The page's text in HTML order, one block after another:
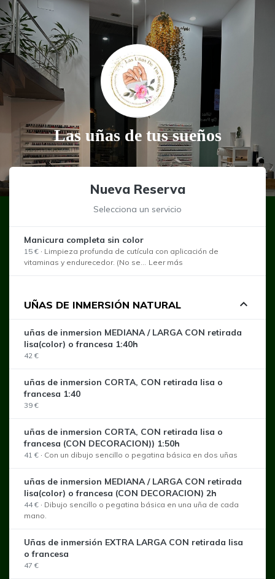
Las uñas de tus sueños
Nueva Reserva
Selecciona un servicio
Manicura completa sin color
15 € · Limpieza profunda de cutícula con aplicación de
vitaminas y endurecedor. (No se... Leer más
UÑAS DE INMERSIÓN NATURAL expand_less
uñas de inmersion MEDIANA / LARGA CON retirada
lisa(color) o francesa 1:40h
42 €
uñas de inmersion CORTA, CON retirada lisa o
francesa 1:40
39 €
uñas de inmersion CORTA, CON retirada lisa o
francesa (CON DECORACION)) 1:50h
41 € · Con un dibujo sencillo o pegatina básica en dos uñas
uñas de inmersion MEDIANA / LARGA CON retirada
lisa(color) o francesa (CON DECORACION) 2h
44 € · Dibujo sencillo o pegatina básica en una uña de cada
mano.
Uñas de inmersión EXTRA LARGA CON retirada lisa
o francesa
47 €